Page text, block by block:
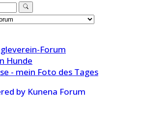
Forum
Hunde
- mein Foto des Tages
by Kunena Forum